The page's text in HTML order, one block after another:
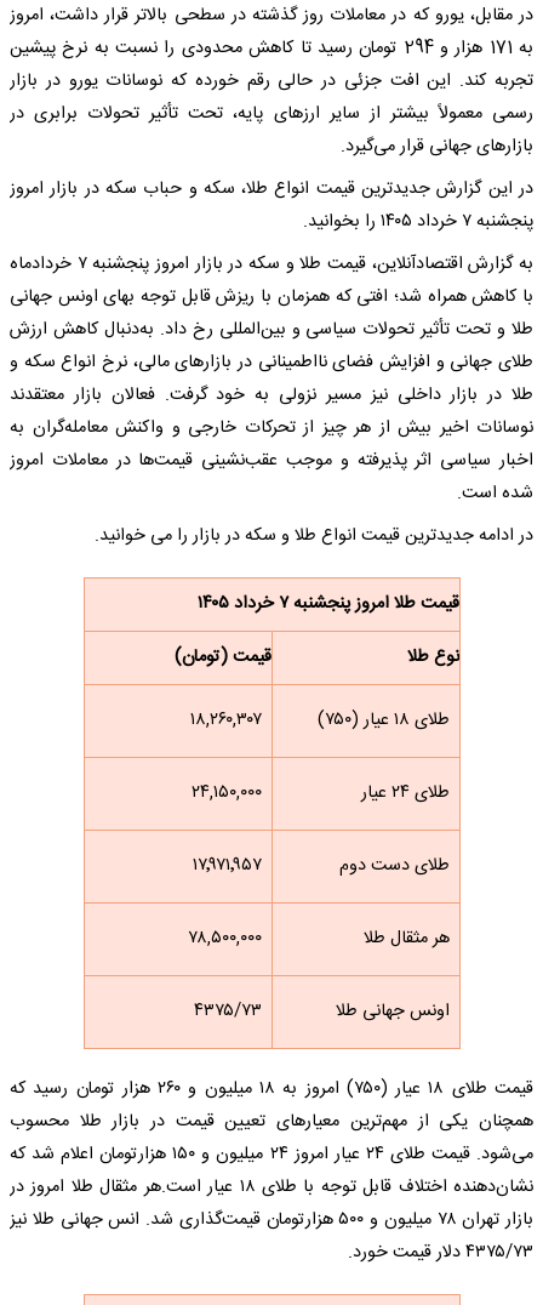
در مقابل، یورو که در معاملات روز گذشته در سطحی بالاتر قرار داشت، امروز
به 171 هزار و 294 تومان رسید تا کاهش محدودی را نسبت به نرخ پیشین
تجربه کند. این افت جزئی در حالی رقم خورده که نوسانات یورو در بازار
رسمی معمولاً بیشتر از سایر ارزهای پایه، تحت تأثیر تحولات برابری در
بازارهای جهانی قرار می‌گیرد.
در این گزارش جدیدترین قیمت انواع طلا، سکه و حباب سکه در بازار امروز
پنجشنبه ۷ خرداد ۱۴۰۵ را بخوانید.
به گزارش اقتصادآنلاین، قیمت طلا و سکه در بازار امروز پنجشنبه ۷ خردادماه
با کاهش همراه شد؛ افتی که همزمان با ریزش قابل توجه بهای اونس جهانی
طلا و تحت تأثیر تحولات سیاسی و بین‌المللی رخ داد. به‌دنبال کاهش ارزش
طلای جهانی و افزایش فضای نااطمینانی در بازارهای مالی، نرخ انواع سکه و
طلا در بازار داخلی نیز مسیر نزولی به خود گرفت. فعالان بازار معتقدند
نوسانات اخیر بیش از هر چیز از تحرکات خارجی و واکنش معامله‌گران به
اخبار سیاسی اثر پذیرفته و موجب عقب‌نشینی قیمت‌ها در معاملات امروز
شده است.
در ادامه جدیدترین قیمت انواع طلا و سکه در بازار را می خوانید.
قیمت طلا امروز پنجشنبه ۷ خرداد ۱۴۰۵
نوع طلا
قیمت (تومان)
طلای ۱۸ عیار (۷۵۰) ۱۸,۲۶۰,۳۰۷
طلای ۲۴ عیار ۲۴,۱۵۰,۰۰۰
طلای دست دوم ۱۷٬۹۷۱٬۹۵۷
هر مثقال طلا ۷۸,۵۰۰,۰۰۰
اونس جهانی طلا ۴۳۷۵/۷۳
قیمت طلای ۱۸ عیار (۷۵۰) امروز به ۱۸ میلیون و ۲۶۰ هزار تومان رسید که
همچنان یکی از مهم‌ترین معیارهای تعیین قیمت در بازار طلا محسوب
می‌شود. قیمت طلای ۲۴ عیار امروز ۲۴ میلیون و ۱۵۰ هزارتومان اعلام شد که
نشان‌دهنده اختلاف قابل توجه با طلای ۱۸ عیار است.هر مثقال طلا امروز در
بازار تهران ۷۸ میلیون و ۵۰۰ هزارتومان قیمت‌گذاری شد. انس جهانی طلا نیز
۴۳۷۵/۷۳ دلار قیمت خورد.